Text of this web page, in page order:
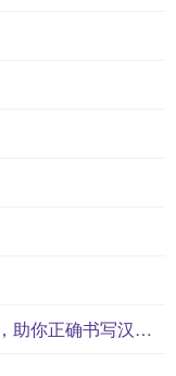
易的繁体字怎么写？这份易字繁体详解，助你正确书写汉字_汉字繁体学习